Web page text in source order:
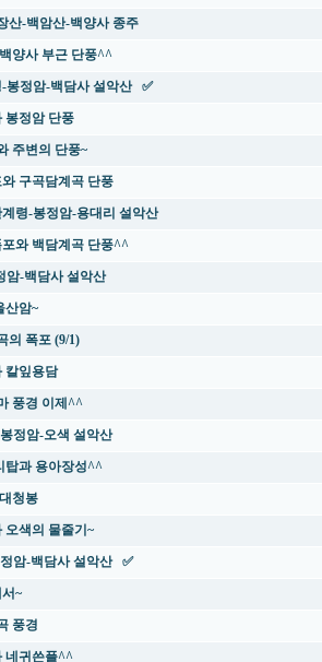
산-백암산-백양사 종주
양사 부근 단풍^^
-봉정암-백담사 설악산 ✅
봉정암 단풍
주변의 단풍~
구곡담계곡 단풍
계령-봉정암-용대리 설악산
와 백담계곡 단풍^^
암-백담사 설악산
산암~
의 폭포 (9/1)
칼잎용담
풍경 이제^^
정암-오색 설악산
탑과 용아장성^^
청봉
오색의 물줄기~
암-백담사 설악산 ✅
~
풍경
네귀쓴플^^